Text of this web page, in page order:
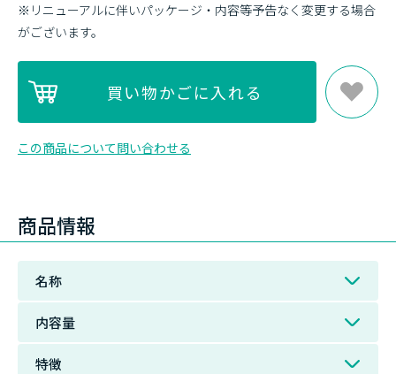
※リニューアルに伴いパッケージ・内容等予告なく変更する場合
がございます。
この商品について問い合わせる
商品情報
名称
内容量
特徴